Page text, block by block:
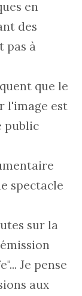
en
des
pas à
que le
l'image est
public
spectacle
sur la
Je pense
aux